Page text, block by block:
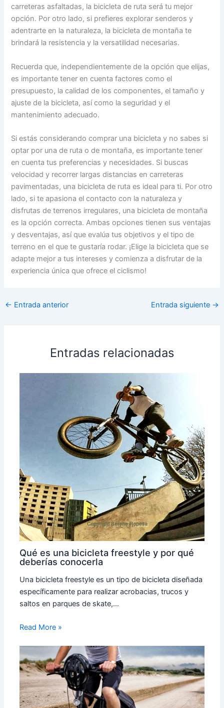
carreteras asfaltadas, la bicicleta de ruta será tu mejor
opción. Por otro lado, si prefieres explorar senderos y
adentrarte en la naturaleza, la bicicleta de montaña te
brindará la resistencia y la versatilidad necesarias.
Recuerda que, independientemente de la opción que elijas,
es importante tener en cuenta factores como el
presupuesto, la calidad de los componentes, el tamaño y
ajuste de la bicicleta, así como la seguridad y el
mantenimiento adecuado.
Si estás considerando comprar una bicicleta y no sabes si
optar por una de ruta o de montaña, es importante tener
en cuenta tus preferencias y necesidades. Si buscas
velocidad y recorrer largas distancias en carreteras
pavimentadas, una bicicleta de ruta es ideal para ti. Por otro
lado, si te apasiona el contacto con la naturaleza y
disfrutas de terrenos irregulares, una bicicleta de montaña
es la opción correcta. Ambas opciones tienen sus ventajas
y desventajas, así que evalúa tus objetivos y el tipo de
terreno en el que te gustaría rodar. ¡Elige la bicicleta que se
adapte mejor a tus intereses y comienza a disfrutar de la
experiencia única que ofrece el ciclismo!
← Entrada anterior Entrada siguiente →
Entradas relacionadas
Qué es una bicicleta freestyle y por qué
deberías conocerla
Una bicicleta freestyle es un tipo de bicicleta diseñada
específicamente para realizar acrobacias, trucos y
saltos en parques de skate,…
Read More »